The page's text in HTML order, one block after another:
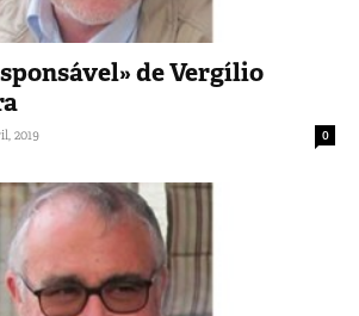
de Vergílio
2019 0